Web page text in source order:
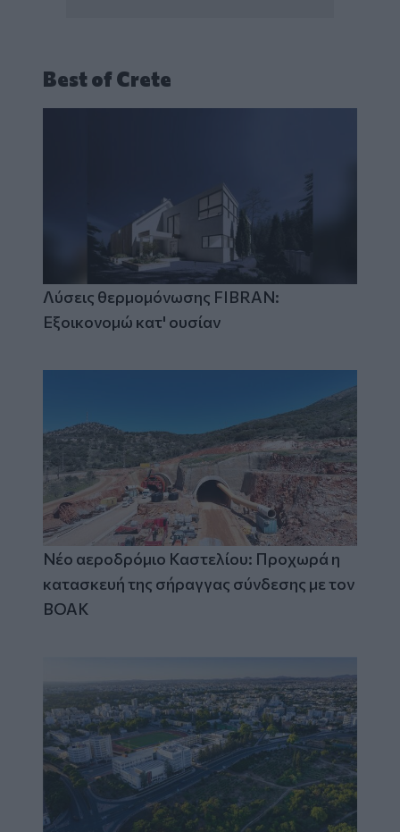
Best of Crete
Λύσεις θερμομόνωσης FIBRAN:
Εξοικονομώ κατ' ουσίαν
Νέο αεροδρόμιο Καστελίου: Προχωρά η
κατασκευή της σήραγγας σύνδεσης με τον
ΒΟΑΚ